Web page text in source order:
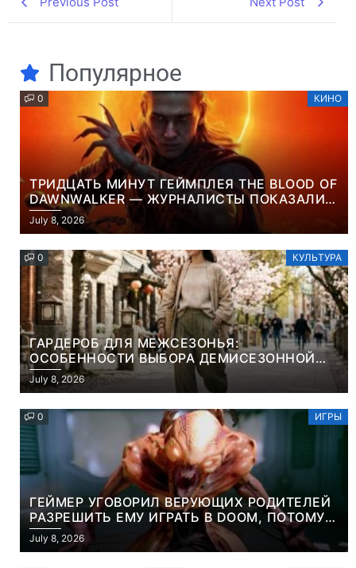
Популярное
0 КИНО
ТРИДЦАТЬ МИНУТ ГЕЙМПЛЕЯ THE BLOOD OF
DAWNWALKER — ЖУРНАЛИСТЫ ПОКАЗАЛИ
НАЧАЛО НОВОЙ ИГРЫ ОТ ВЕТЕРАНОВ CD
PROJEKT RED
July 8, 2026
0 КУЛЬТУРА
ГАРДЕРОБ ДЛЯ МЕЖСЕЗОНЬЯ:
ОСОБЕННОСТИ ВЫБОРА ДЕМИСЕЗОННОЙ
ПАРКИ И ЭЛЕГАНТНОГО ЖЕНСКОГО ПЛАЩА
July 8, 2026
0 ИГРЫ
ГЕЙМЕР УГОВОРИЛ ВЕРУЮЩИХ РОДИТЕЛЕЙ
РАЗРЕШИТЬ ЕМУ ИГРАТЬ В DOOM, ПОТОМУ
ЧТО ЭТО ХРИСТИАНСКАЯ ИГРА ПРО
УБИЙСТВО ДЕМОНОВ
July 8, 2026